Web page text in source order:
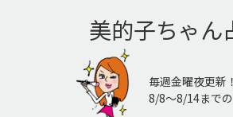
美的子ちゃん
毎週金曜夜更新！
8/8〜8/14まで